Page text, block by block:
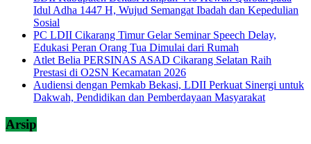
Idul Adha 1447 H, Wujud Semangat Ibadah dan Kepedulian
Sosial
PC LDII Cikarang Timur Gelar Seminar Speech Delay,
Edukasi Peran Orang Tua Dimulai dari Rumah
Atlet Belia PERSINAS ASAD Cikarang Selatan Raih
Prestasi di O2SN Kecamatan 2026
Audiensi dengan Pemkab Bekasi, LDII Perkuat Sinergi untuk
Dakwah, Pendidikan dan Pemberdayaan Masyarakat
Arsip